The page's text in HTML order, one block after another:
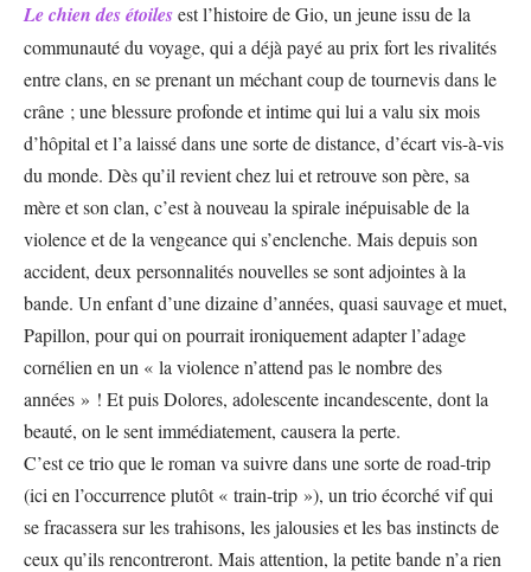
Le chien des étoilesest l’histoire de Gio, un jeune issu de la
communauté du voyage, qui a déjà payé au prix fort les rivalités
entre clans, en se prenant un méchant coup de tournevis dans le
crâne ; une blessure profonde et intime qui lui a valu six mois
d’hôpital et l’a laissé dans une sorte de distance, d’écart vis-à-vis
du monde. Dès qu’il revient chez lui et retrouve son père, sa
mère et son clan, c’est à nouveau la spirale inépuisable de la
violence et de la vengeance qui s’enclenche. Mais depuis son
accident, deux personnalités nouvelles se sont adjointes à la
bande. Un enfant d’une dizaine d’années, quasi sauvage et muet,
Papillon, pour qui on pourrait ironiquement adapter l’adage
cornélien en un « la violence n’attend pas le nombre des
années » ! Et puis Dolores, adolescente incandescente, dont la
beauté, on le sent immédiatement, causera la perte.
C’est ce trio que le roman va suivre dans une sorte de road-trip
(ici en l’occurrence plutôt « train-trip »), un trio écorché vif qui
se fracassera sur les trahisons, les jalousies et les bas instincts de
ceux qu’ils rencontreront. Mais attention, la petite bande n’a rien